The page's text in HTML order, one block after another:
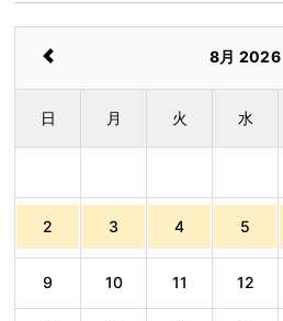
8月 2026
日 月 火 水
2 3 4 5
9 10 11 12